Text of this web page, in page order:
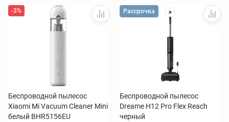
-3%
Беспроводной пылесос
Xiaomi Mi Vacuum Cleaner Mini
белый BHR5156EU
Рассрочка >
Беспроводной пылесос
Dreame H12 Pro Flex Reach
черный